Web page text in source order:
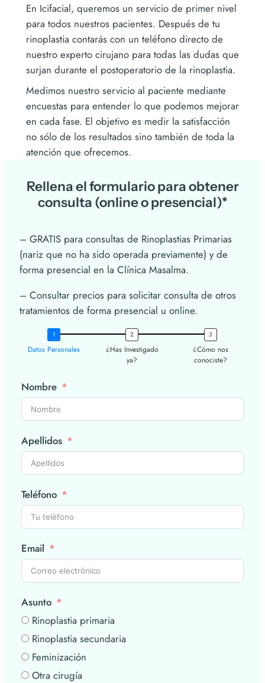
En Icifacial, queremos un servicio de primer nivel
para todos nuestros pacientes. Después de tu
rinoplastia contarás con un teléfono directo de
nuestro experto cirujano para todas las dudas que
surjan durante el postoperatorio de la rinoplastia.
Medimos nuestro servicio al paciente mediante
encuestas para entender lo que podemos mejorar
en cada fase. El objetivo es medir la satisfacción
no sólo de los resultados sino también de toda la
atención que ofrecemos.
Rellena el formulario para obtener
consulta (online o presencial)*
– GRATIS para consultas de Rinoplastias Primarias
(nariz que no ha sido operada previamente) y de
forma presencial en la Clínica Masalma.
– Consultar precios para solicitar consulta de otros
tratamientos de forma presencial u online.
Datos Personales
¿Has Investigado
ya?
¿Cómo nos
conociste?
Nombre
Apellidos
Teléfono
Email
Asunto
Rinoplastia primaria
Rinoplastia secundaria
Feminización
Otra cirugía